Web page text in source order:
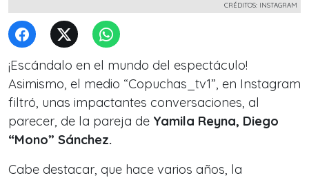
CRÉDITOS: INSTAGRAM
¡Escándalo en el mundo del espectáculo!
Asimismo, el medio “Copuchas_tv1”, en Instagram
filtró, unas impactantes conversaciones, al
parecer, de la pareja de Yamila Reyna, Diego
“Mono” Sánchez.
Cabe destacar, que hace varios años, la